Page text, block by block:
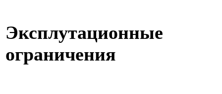
Эксплутационные
ограничения